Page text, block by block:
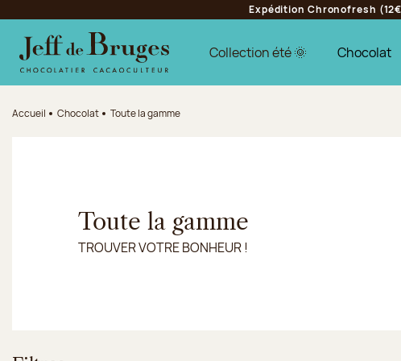
Aller au contenu principal
Aller au pied de page
Expédition Chronofresh
Collection été 🌞 Chocolat
Accueil Chocolat Toute la gamme
Toute la gamme
TROUVER VOTRE BONHEUR !